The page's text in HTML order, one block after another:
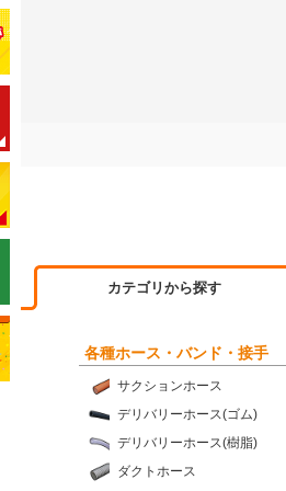
カテゴリから探す
各種ホース・バンド・接手
サクションホース
デリバリーホース(ゴム)
デリバリーホース(樹脂)
ダクトホース